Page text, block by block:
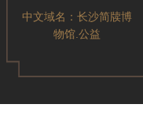
中文域名： 长沙简牍博
物馆.公益